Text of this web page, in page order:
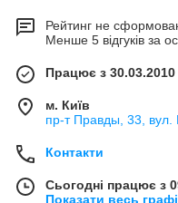
Рейтинг не
Менше 5 відгуків за
Працює з 30.03.2010
м. Київ
пр-т Правды, 33, вул.
Контакти
Сьогодні працює з
Показати весь